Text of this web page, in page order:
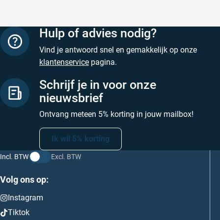
Hulp of advies nodig?
Vind je antwoord snel en gemakkelijk op onze
klantenservice pagina.
Schrijf je in voor onze
nieuwsbrief
Ontvang meteen 5% korting in jouw mailbox!
Ik wil 5% korting
Incl. BTW Excl. BTW
Volg ons op:
Instagram
Tiktok